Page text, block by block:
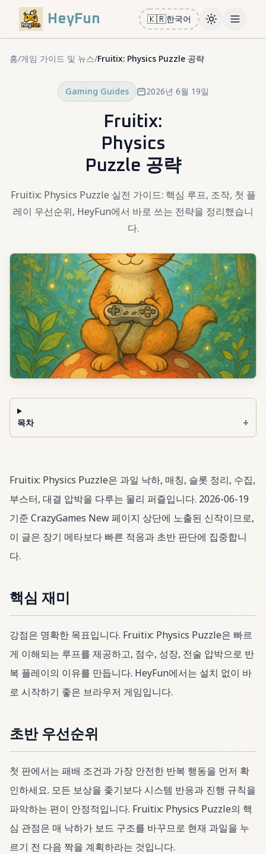
HeyFun 🇰🇷한국어 ToggleOpen
홈/게임 가이드 및 뉴스/Fruitix: Physics Puzzle 공략
Gaming Guides 2026년 6월 19일
Fruitix:
Physics
Puzzle 공략
Fruitix: Physics Puzzle 실전 가이드: 핵심 루프, 조작, 첫 플
레이 우선순위, HeyFun에서 바로 쓰는 전략을 정리했습니
다.
목차 +
Fruitix: Physics Puzzle은 과일 낙하, 매칭, 슬롯 정리, 수집,
부스터, 대결 압박을 다루는 물리 퍼즐입니다. 2026-06-19
기준 CrazyGames New 페이지 상단에 노출된 신작이므로,
이 글은 장기 메타보다 빠른 적응과 초반 판단에 집중합니
다.
핵심 재미
강점은 명확한 목표입니다. Fruitix: Physics Puzzle은 빠르
게 이해되는 루프를 제공하고, 점수, 성장, 전술 압박으로 반
복 플레이의 이유를 만듭니다. HeyFun에서는 설치 없이 바
로 시작하기 좋은 브라우저 게임입니다.
초반 우선순위
첫 판에서는 패배 조건과 가장 안전한 반복 행동을 먼저 확
인하세요. 모든 보상을 좇기보다 시스템 반응과 진행 규칙을
파악하는 편이 안정적입니다. Fruitix: Physics Puzzle의 핵
심 관점은 매 낙하가 보드 구조를 바꾸므로 현재 과일을 누
르기 전 다음 짝을 계획하라는 것입니다.